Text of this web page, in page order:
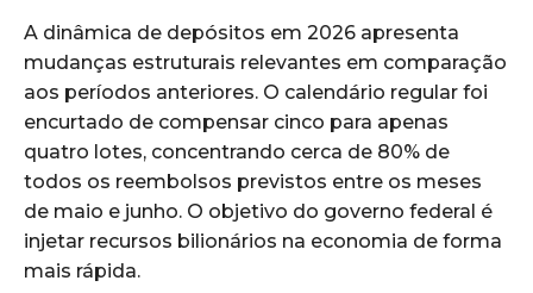
A dinâmica de depósitos em 2026 apresenta
mudanças estruturais relevantes em comparação
aos períodos anteriores. O calendário regular foi
encurtado de compensar cinco para apenas
quatro lotes, concentrando cerca de 80% de
todos os reembolsos previstos entre os meses
de maio e junho. O objetivo do governo federal é
injetar recursos bilionários na economia de forma
mais rápida.